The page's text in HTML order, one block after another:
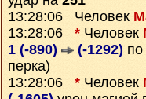
13:28:06 Человек
13:28:06 * Человек
1 (-890)
(-1292) по
перка)
13:28:06 * Человек